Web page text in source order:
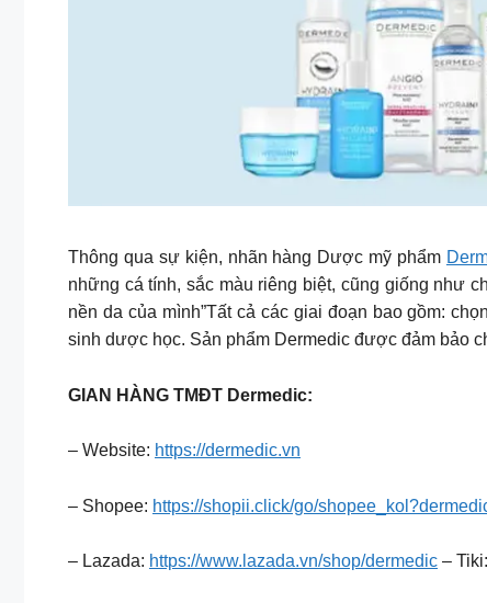
Thông qua sự kiện, nhãn hàng Dược mỹ phẩm
những cá tính, sắc màu riêng biệt, cũng giống như
nền da của mình”Tất cả các giai đoạn bao gồm:
sinh dược học. Sản phẩm Dermedic được đảm bảo
GIAN HÀNG TMĐT Dermedic:
– Website: https://dermedic.vn
– Shopee: https://shopii.click/go/
– Lazada: https://www.lazada.vn/shop/dermedic – Tiki: